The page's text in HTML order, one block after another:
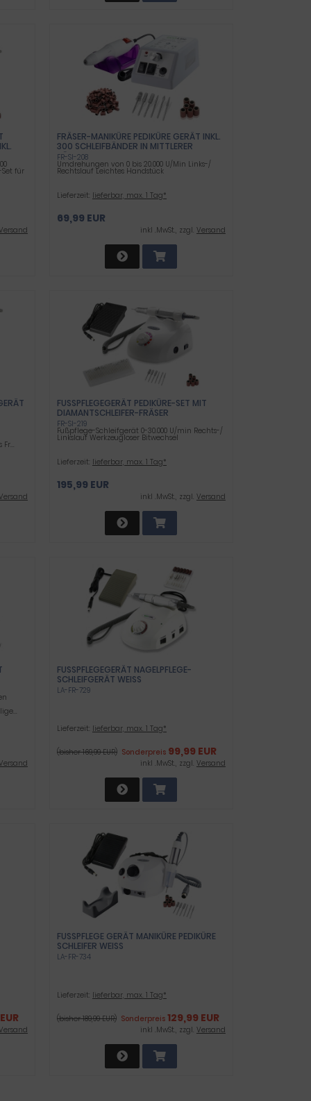
D
für
FRÄSER-MANIKÜRE PEDIKÜRE GERÄT INKL.
300 SCHLEIFBÄNDER IN MITTLERER
KÖRNUNG
FR-SI-208
Umdrehungen von 0 bis 20.000 U/Min Links-/
Rechtslauf Leichtes Handstück
Lieferzeit: lieferbar, max. 1 Tag*
69,99 EUR
inkl .MwSt., zzgl. Versand
FUSSPFLEGEGERÄT PEDIKÜRE-SET MIT D
IAMANTSCHLEIFER-FRÄSER
FR-SI-219
Fußpflege-Schleifgerät 0-30.000 U/min Rechts-/
Linkslauf Werkzeugloser Bitwechsel
Lieferzeit: lieferbar, max. 1 Tag*
195,99 EUR
inkl .MwSt., zzgl. Versand
FUSSPFLEGEGERÄT NAGELPFLEGE-S
CHLEIFGERÄT WEISS
LA-FR-729
Lieferzeit: lieferbar, max. 1 Tag*
(bisher 169,99 EUR) Sonderpreis99,99 EUR
inkl .MwSt., zzgl. Versand
FUSSPFLEGE GERÄT MANIKÜRE PEDIKÜRE
SCHLEIFER WEISS
LA-FR-734
Lieferzeit: lieferbar, max. 1 Tag*
(bisher 189,99 EUR) Sonderpreis129,99 EUR
inkl .MwSt., zzgl. Versand